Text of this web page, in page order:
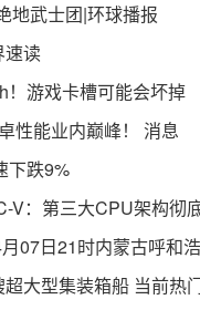
地武士团|环球播报
速读
！游戏卡槽可能会坏掉
性能业内巅峰！ 消息
下跌9%
V：第三大CPU架构彻
07日21时内蒙古呼和
大型集装箱船 当前热